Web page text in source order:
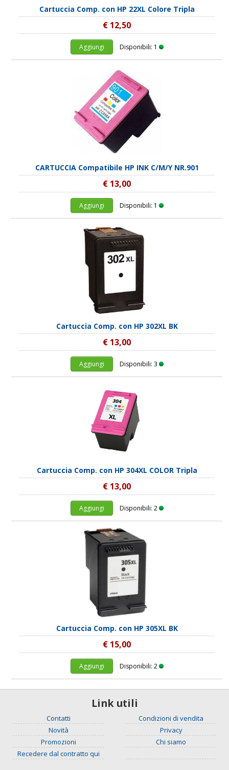
Cartuccia Comp. con HP 22XL Colore Tripla
€ 12,50
Aggiungi Disponibili: 1
CARTUCCIA Compatibile HP INK C/M/Y NR.901
€ 13,00
Aggiungi Disponibili: 1
Cartuccia Comp. con HP 302XL BK
€ 13,00
Aggiungi Disponibili: 3
Cartuccia Comp. con HP 304XL COLOR Tripla
€ 13,00
Aggiungi Disponibili: 2
Cartuccia Comp. con HP 305XL BK
€ 15,00
Aggiungi Disponibili: 2
Link utili
Contatti
Condizioni di vendita
Novità
Privacy
Promozioni
Chi siamo
Recedere dal contratto qui